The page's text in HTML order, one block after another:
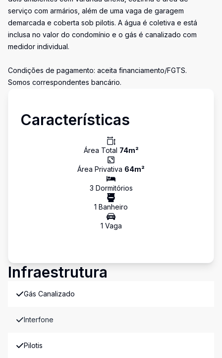
serviço com armários, além de uma vaga de garagem
demarcada e coberta sob pilotis. A água é coletiva e está
inclusa no valor do condomínio e o gás é canalizado com
medidor individual.
Condições de pagamento: aceita financiamento/FGTS.
Somos correspondentes bancário.
Características
Área Total 74m²
Área Privativa 64m²
3 Dormitórios
1 Banheiro
1 Vaga
Infraestrutura
Gás Canalizado
Interfone
Pilotis